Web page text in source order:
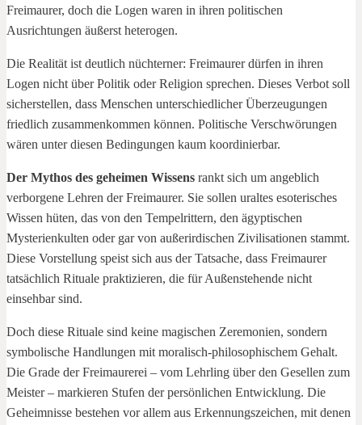
Freimaurer, doch die Logen waren in ihren politischen
Ausrichtungen äußerst heterogen.
Die Realität ist deutlich nüchterner: Freimaurer dürfen in ihren
Logen nicht über Politik oder Religion sprechen. Dieses Verbot soll
sicherstellen, dass Menschen unterschiedlicher Überzeugungen
friedlich zusammenkommen können. Politische Verschwörungen
wären unter diesen Bedingungen kaum koordinierbar.
Der Mythos des geheimen Wissens rankt sich um angeblich
verborgene Lehren der Freimaurer. Sie sollen uraltes esoterisches
Wissen hüten, das von den Tempelrittern, den ägyptischen
Mysterienkulten oder gar von außerirdischen Zivilisationen stammt.
Diese Vorstellung speist sich aus der Tatsache, dass Freimaurer
tatsächlich Rituale praktizieren, die für Außenstehende nicht
einsehbar sind.
Doch diese Rituale sind keine magischen Zeremonien, sondern
symbolische Handlungen mit moralisch-philosophischem Gehalt.
Die Grade der Freimaurerei – vom Lehrling über den Gesellen zum
Meister – markieren Stufen der persönlichen Entwicklung. Die
Geheimnisse bestehen vor allem aus Erkennungszeichen, mit denen